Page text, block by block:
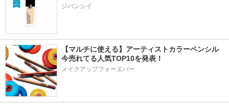
ジバンシイ
【マルチに使える】アーティストカラーペンシル
今売れてる人気TOP10を発表！
メイクアップフォーエバー